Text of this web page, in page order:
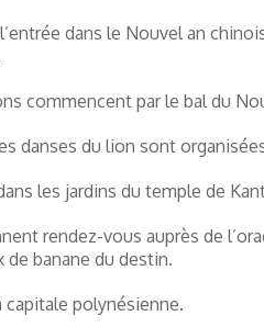
dans le Nouvel an
commencent par le bal du
danses du lion sont
les jardins du temple de
rendez-vous auprès de
de banane du destin.
capitale polynésienne.